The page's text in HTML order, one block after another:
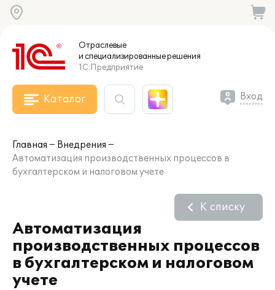
Отраслевые
и специализированныерешения
1С:Предприятие
Каталог Вход
Главная
Внедрения
Автоматизация производственных процессов в
бухгалтерском и налоговом учете
Автоматизация
производственных процессов
в бухгалтерском и налоговом
учете
К списку